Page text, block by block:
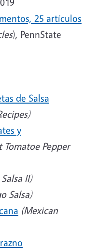
25 artículos
), PennState
de Salsa
y
Tomatoe Pepper
II)
Salsa)
(Mexican